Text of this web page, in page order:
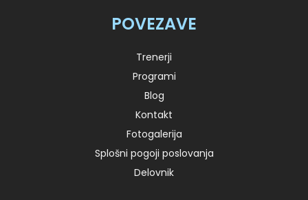
POVEZAVE
Trenerji
Programi
Blog
Kontakt
Fotogalerija
Splošni pogoji poslovanja
Delovnik